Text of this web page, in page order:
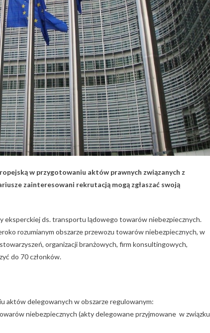
w przygotowaniu aktów prawnych związanych z
zainteresowani rekrutacją mogą zgłaszać swoją
eksperckiej ds. transportu lądowego towarów niebezpiecznych.
rozumianym obszarze przewozu towarów niebezpiecznych, w
organizacji branżowych, firm konsultingowych,
do 70 członków.
aktów delegowanych w obszarze regulowanym:
niebezpiecznych (akty delegowane przyjmowane w związku